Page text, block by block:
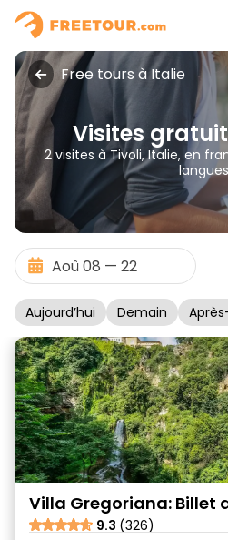
Free tours à Italie
Visites
2 visites à Tivoli, Italie, en
langues
Aujourd’hui Demain
Villa Gregoriana: Billet
9.3 (326)